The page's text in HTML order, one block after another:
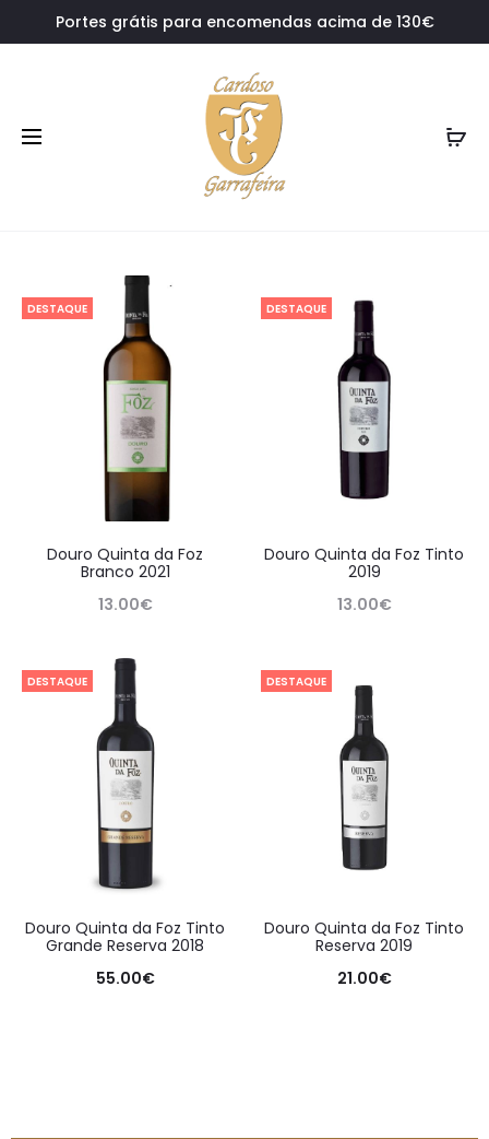
Portes grátis para encomendas acima de 130€
DESTAQUE
Douro Quinta da Foz
Branco 2021
13.00€
DESTAQUE
Douro Quinta da Foz Tinto
2019
13.00€
DESTAQUE
Douro Quinta da Foz Tinto
Grande Reserva 2018
55.00€
DESTAQUE
Douro Quinta da Foz Tinto
Reserva 2019
21.00€